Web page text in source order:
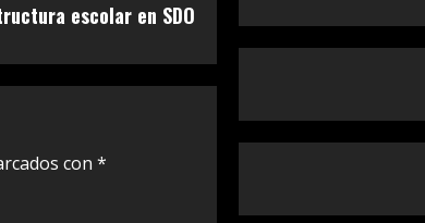
escolar en SDO
con *